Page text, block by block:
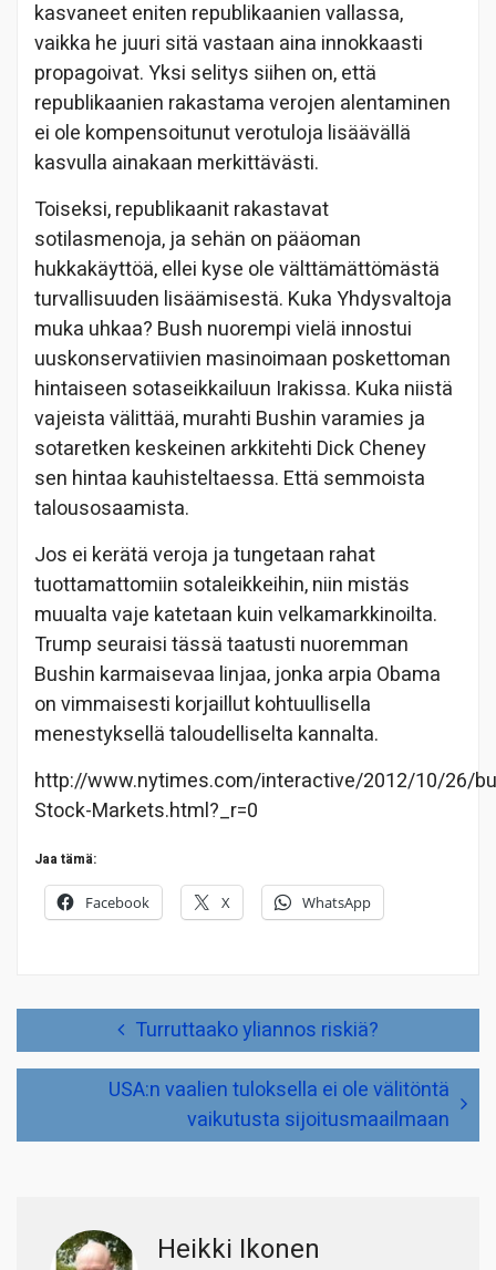
kasvaneet eniten republikaanien vallassa,
vaikka he juuri sitä vastaan aina innokkaasti
propagoivat. Yksi selitys siihen on, että
republikaanien rakastama verojen alentaminen
ei ole kompensoitunut verotuloja lisäävällä
kasvulla ainakaan merkittävästi.
Toiseksi, republikaanit rakastavat
sotilasmenoja, ja sehän on pääoman
hukkakäyttöä, ellei kyse ole välttämättömästä
turvallisuuden lisäämisestä. Kuka Yhdysvaltoja
muka uhkaa? Bush nuorempi vielä innostui
uuskonservatiivien masinoimaan poskettoman
hintaiseen sotaseikkailuun Irakissa. Kuka niistä
vajeista välittää, murahti Bushin varamies ja
sotaretken keskeinen arkkitehti Dick Cheney
sen hintaa kauhisteltaessa. Että semmoista
talousosaamista.
Jos ei kerätä veroja ja tungetaan rahat
tuottamattomiin sotaleikkeihin, niin mistäs
muualta vaje katetaan kuin velkamarkkinoilta.
Trump seuraisi tässä taatusti nuoremman
Bushin karmaisevaa linjaa, jonka arpia Obama
on vimmaisesti korjaillut kohtuullisella
menestyksellä taloudelliselta kannalta.
http://www.nytimes.com/interactive/2012/10/26/
Stock-Markets.html?_r=0
Jaa tämä:
Facebook X WhatsApp
Turruttaako yliannos riskiä?
USA:n vaalien tuloksella ei ole välitöntä
vaikutusta sijoitusmaailmaan
Heikki Ikonen